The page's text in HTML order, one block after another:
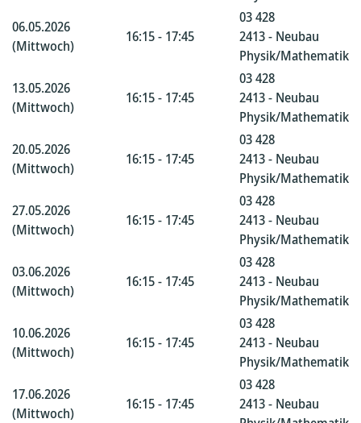
06.05.2026
(Mittwoch)
16:15 - 17:45
03 428
2413 - Neubau
Physik/Mathematik
13.05.2026
(Mittwoch)
16:15 - 17:45
03 428
2413 - Neubau
Physik/Mathematik
20.05.2026
(Mittwoch)
16:15 - 17:45
03 428
2413 - Neubau
Physik/Mathematik
27.05.2026
(Mittwoch)
16:15 - 17:45
03 428
2413 - Neubau
Physik/Mathematik
03.06.2026
(Mittwoch)
16:15 - 17:45
03 428
2413 - Neubau
Physik/Mathematik
10.06.2026
(Mittwoch)
16:15 - 17:45
03 428
2413 - Neubau
Physik/Mathematik
17.06.2026
(Mittwoch)
16:15 - 17:45
03 428
2413 - Neubau